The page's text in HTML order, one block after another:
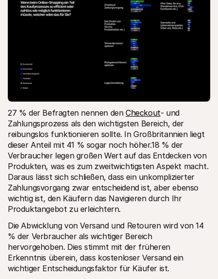
27 % der Befragten nennen den Checkout- und
Zahlungsprozess als den wichtigsten Bereich, der
reibungslos funktionieren sollte. In Großbritannien liegt
dieser Anteil mit 41 % sogar noch höher.18 % der
Verbraucher legen großen Wert auf das Entdecken von
Produkten, was es zum zweitwichtigsten Aspekt macht.
Daraus lässt sich schließen, dass ein unkomplizierter
Zahlungsvorgang zwar entscheidend ist, aber ebenso
wichtig ist, den Käufern das Navigieren durch Ihr
Produktangebot zu erleichtern.
Die Abwicklung von Versand und Retouren wird von 14
% der Verbraucher als wichtiger Bereich
hervorgehoben. Dies stimmt mit der früheren
Erkenntnis überein, dass kostenloser Versand ein
wichtiger Entscheidungsfaktor für Käufer ist.